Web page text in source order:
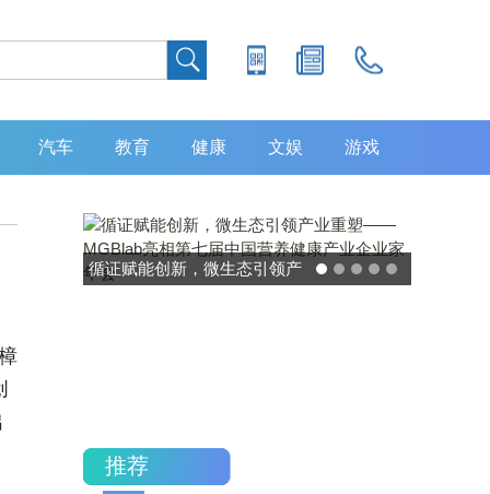
汽车 教育 健康 文娱 游戏
生态引领产
灵敏度超 80% 特异性 99%！
推荐